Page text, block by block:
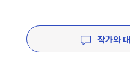
작가와